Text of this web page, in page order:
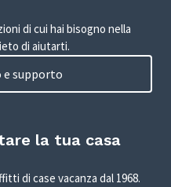
di cui hai bisogno nella
di aiutarti.
e supporto
la tua casa
di case vacanza dal 1968.